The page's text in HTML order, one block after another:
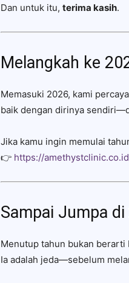
Dan untuk itu, terima kasih.
Melangkah ke
Memasuki 2026, kami
baik dengan dirinya
Jika kamu ingin memulai
👉 https://
Sampai Jumpa di
Menutup tahun bukan berarti
Ia adalah jeda—sebelum